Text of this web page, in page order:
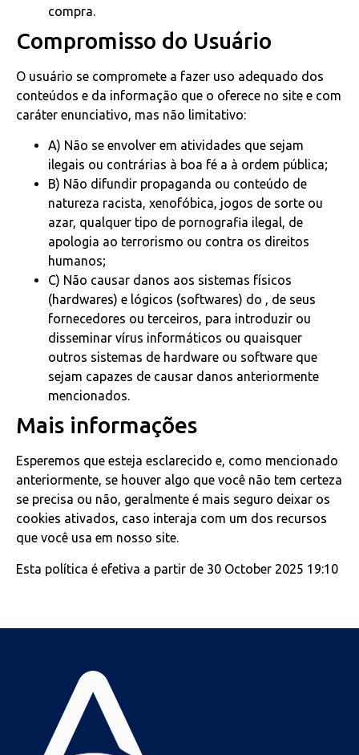
compra.
Compromisso do Usuário
O usuário se compromete a fazer uso adequado dos
conteúdos e da informação que o oferece no site e com
caráter enunciativo, mas não limitativo:
A) Não se envolver em atividades que sejam
ilegais ou contrárias à boa fé a à ordem pública;
B) Não difundir propaganda ou conteúdo de
natureza racista, xenofóbica, jogos de sorte ou
azar, qualquer tipo de pornografia ilegal, de
apologia ao terrorismo ou contra os direitos
humanos;
C) Não causar danos aos sistemas físicos
(hardwares) e lógicos (softwares) do , de seus
fornecedores ou terceiros, para introduzir ou
disseminar vírus informáticos ou quaisquer
outros sistemas de hardware ou software que
sejam capazes de causar danos anteriormente
mencionados.
Mais informações
Esperemos que esteja esclarecido e, como mencionado
anteriormente, se houver algo que você não tem certeza
se precisa ou não, geralmente é mais seguro deixar os
cookies ativados, caso interaja com um dos recursos
que você usa em nosso site.
Esta política é efetiva a partir de 30 October 2025 19:10